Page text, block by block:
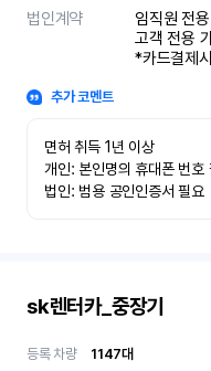
법인계약
임직원 전용
고객 전용
*카드결제
추가 코멘트
면허 취득 1년 이상
개인: 본인명의 휴대폰 번호
법인: 범용 공인인증서 필요
sk렌터카_중장기
등록 차량 1147대